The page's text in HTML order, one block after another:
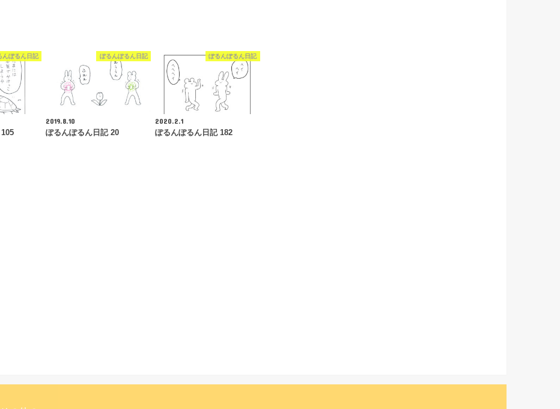
んぽるん日記 ぽるんぽるん日記
2019.8.10
ぽるんぽるん日記 20
ぽるんぽるん日記
2020.2.1
ぽるんぽるん日記 182